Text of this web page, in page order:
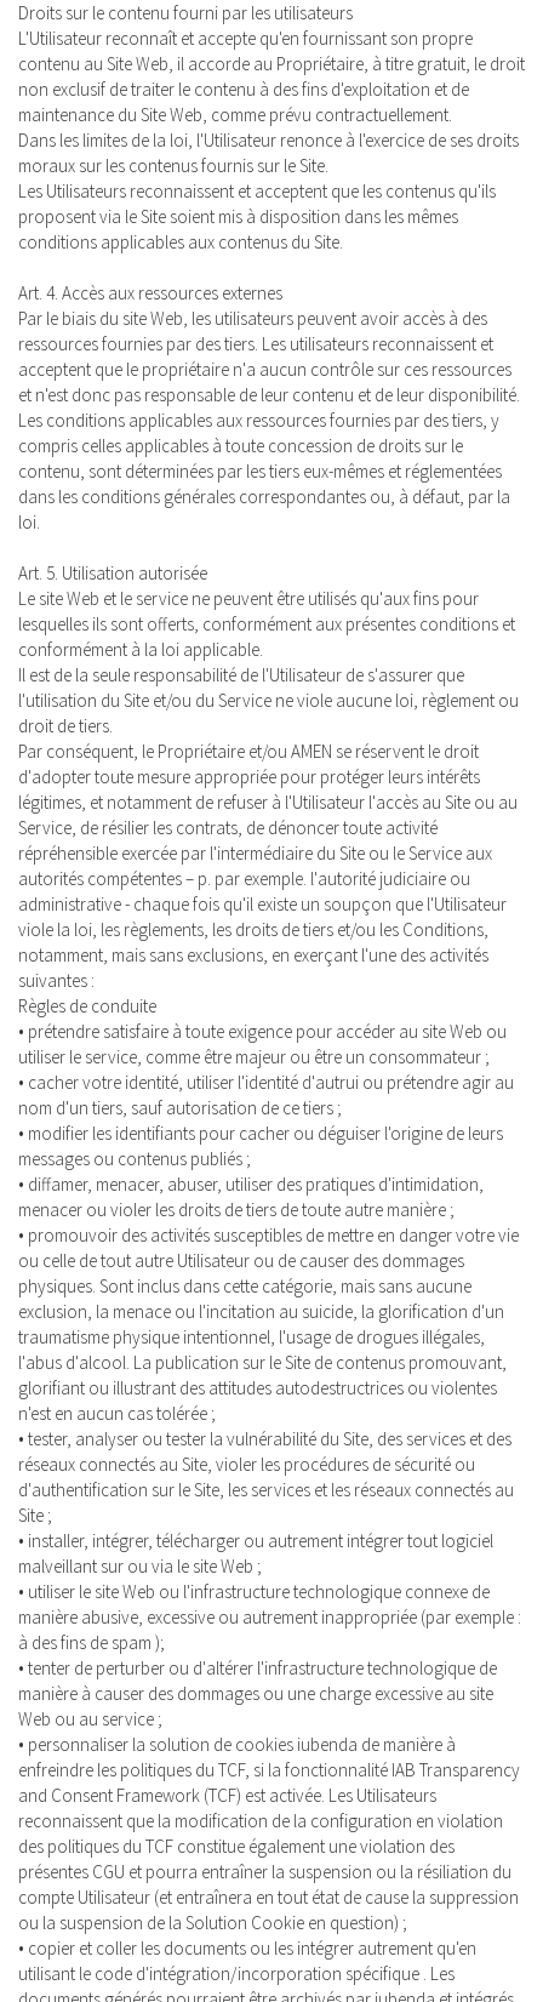
Droits sur le contenu fourni par les utilisateurs
L'Utilisateur reconnaît et accepte qu'en fournissant son propre
contenu au Site Web, il accorde au Propriétaire, à titre gratuit, le droit
non exclusif de traiter le contenu à des fins d'exploitation et de
maintenance du Site Web, comme prévu contractuellement.
Dans les limites de la loi, l'Utilisateur renonce à l'exercice de ses droits
moraux sur les contenus fournis sur le Site.
Les Utilisateurs reconnaissent et acceptent que les contenus qu'ils
proposent via le Site soient mis à disposition dans les mêmes
conditions applicables aux contenus du Site.
Art. 4. Accès aux ressources externes
Par le biais du site Web, les utilisateurs peuvent avoir accès à des
ressources fournies par des tiers. Les utilisateurs reconnaissent et
acceptent que le propriétaire n'a aucun contrôle sur ces ressources
et n'est donc pas responsable de leur contenu et de leur disponibilité.
Les conditions applicables aux ressources fournies par des tiers, y
compris celles applicables à toute concession de droits sur le
contenu, sont déterminées par les tiers eux-mêmes et réglementées
dans les conditions générales correspondantes ou, à défaut, par la
loi.
Art. 5. Utilisation autorisée
Le site Web et le service ne peuvent être utilisés qu'aux fins pour
lesquelles ils sont offerts, conformément aux présentes conditions et
conformément à la loi applicable.
Il est de la seule responsabilité de l'Utilisateur de s'assurer que
l'utilisation du Site et/ou du Service ne viole aucune loi, règlement ou
droit de tiers.
Par conséquent, le Propriétaire et/ou AMEN se réservent le droit
d'adopter toute mesure appropriée pour protéger leurs intérêts
légitimes, et notamment de refuser à l'Utilisateur l'accès au Site ou au
Service, de résilier les contrats, de dénoncer toute activité
répréhensible exercée par l'intermédiaire du Site ou le Service aux
autorités compétentes – p. par exemple. l'autorité judiciaire ou
administrative - chaque fois qu'il existe un soupçon que l'Utilisateur
viole la loi, les règlements, les droits de tiers et/ou les Conditions,
notamment, mais sans exclusions, en exerçant l'une des activités
suivantes :
Règles de conduite
• prétendre satisfaire à toute exigence pour accéder au site Web ou
utiliser le service, comme être majeur ou être un consommateur ;
• cacher votre identité, utiliser l'identité d'autrui ou prétendre agir au
nom d'un tiers, sauf autorisation de ce tiers ;
• modifier les identifiants pour cacher ou déguiser l'origine de leurs
messages ou contenus publiés ;
• diffamer, menacer, abuser, utiliser des pratiques d'intimidation,
menacer ou violer les droits de tiers de toute autre manière ;
• promouvoir des activités susceptibles de mettre en danger votre vie
ou celle de tout autre Utilisateur ou de causer des dommages
physiques. Sont inclus dans cette catégorie, mais sans aucune
exclusion, la menace ou l'incitation au suicide, la glorification d'un
traumatisme physique intentionnel, l'usage de drogues illégales,
l'abus d'alcool. La publication sur le Site de contenus promouvant,
glorifiant ou illustrant des attitudes autodestructrices ou violentes
n'est en aucun cas tolérée ;
• tester, analyser ou tester la vulnérabilité du Site, des services et des
réseaux connectés au Site, violer les procédures de sécurité ou
d'authentification sur le Site, les services et les réseaux connectés au
Site ;
• installer, intégrer, télécharger ou autrement intégrer tout logiciel
malveillant sur ou via le site Web ;
• utiliser le site Web ou l'infrastructure technologique connexe de
manière abusive, excessive ou autrement inappropriée (par exemple :
à des fins de spam );
• tenter de perturber ou d'altérer l'infrastructure technologique de
manière à causer des dommages ou une charge excessive au site
Web ou au service ;
• personnaliser la solution de cookies iubenda de manière à
enfreindre les politiques du TCF, si la fonctionnalité IAB Transparency
and Consent Framework (TCF) est activée. Les Utilisateurs
reconnaissent que la modification de la configuration en violation
des politiques du TCF constitue également une violation des
présentes CGU et pourra entraîner la suspension ou la résiliation du
compte Utilisateur (et entraînera en tout état de cause la suppression
ou la suspension de la Solution Cookie en question) ;
• copier et coller les documents ou les intégrer autrement qu'en
utilisant le code d'intégration/incorporation spécifique . Les